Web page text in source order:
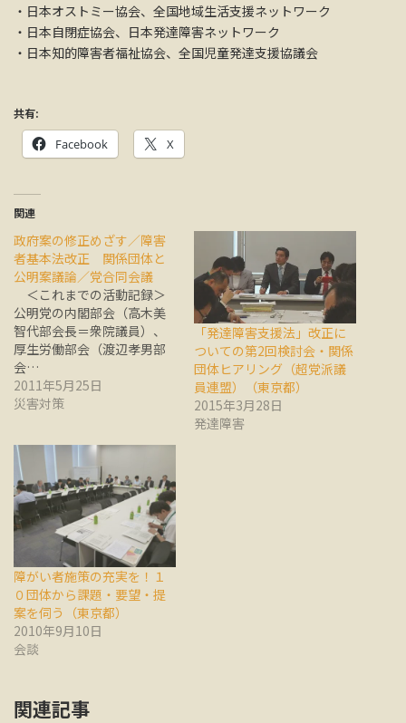
・日本オストミー協会、全国地域生活支援ネットワーク
・日本自閉症協会、日本発達障害ネットワーク
・日本知的障害者福祉協会、全国児童発達支援協議会
共有:
Facebook X
関連
政府案の修正めざす／障害
者基本法改正 関係団体と
公明案議論／党合同会議
＜これまでの活動記録＞
公明党の内閣部会（高木美
智代部会長＝衆院議員）、
厚生労働部会（渡辺孝男部
会…
2011年5月25日
災害対策
「発達障害支援法」改正に
ついての第2回検討会・関係
団体ヒアリング（超党派議
員連盟）（東京都）
2015年3月28日
発達障害
障がい者施策の充実を！１
０団体から課題・要望・提
案を伺う（東京都）
2010年9月10日
会談
関連記事